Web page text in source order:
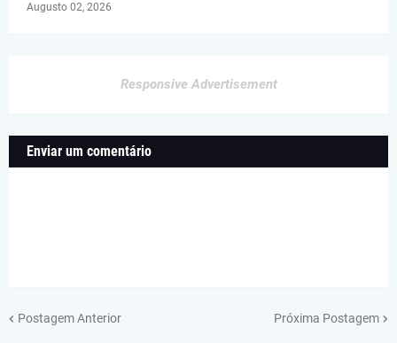
Augusto 02, 2026
Responsive Advertisement
Enviar um comentário
Postagem Anterior Próxima Postagem